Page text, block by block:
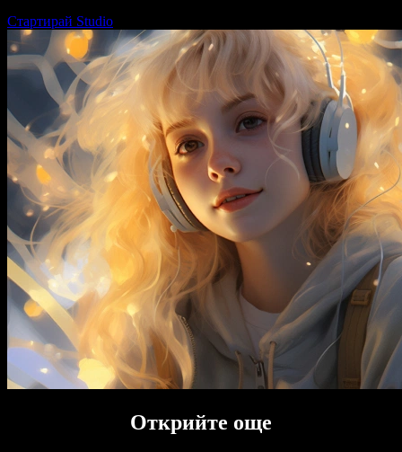
Стартирай Studio
Открийте още